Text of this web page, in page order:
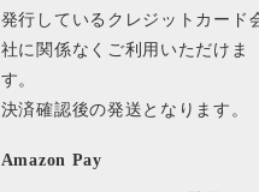
発行しているクレジットカード
社に関係なくご利用いただけま
す。
決済確認後の発送となります。
Amazon Pay